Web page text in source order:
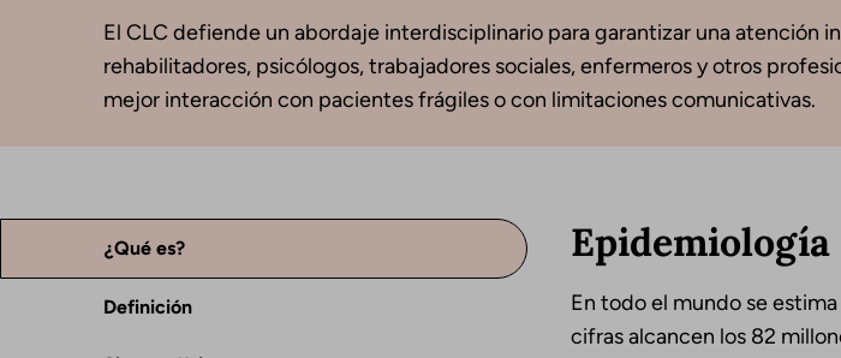
El CLC defiende un abordaje interdisciplinario para garantizar una atención
rehabilitadores, psicólogos, trabajadores sociales, enfermeros y otros
mejor interacción con pacientes frágiles o con limitaciones comunicativas.
¿Qué es?
Definición
Epidemiología
En todo el mundo se
cifras alcancen los 82